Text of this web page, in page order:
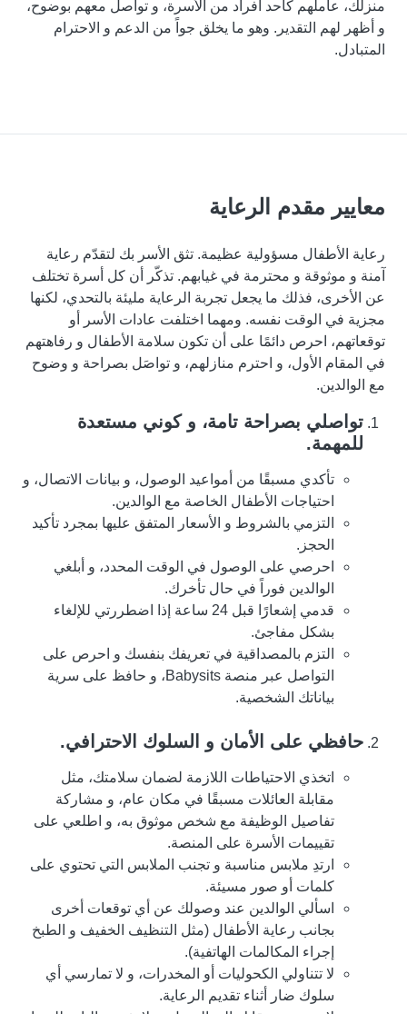
منزلك، عاملهم كأحد أفراد من الأسرة، و تواصل معهم بوضوح،
و أظهر لهم التقدير. وهو ما يخلق جواً من الدعم و الاحترام
المتبادل.
معايير مقدم الرعاية
رعاية الأطفال مسؤولية عظيمة. تثق الأسر بك لتقدّم رعاية
آمنة و موثوقة و محترمة في غيابهم. تذكّر أن كل أسرة تختلف
عن الأخرى، فذلك ما يجعل تجربة الرعاية مليئة بالتحدي، لكنها
مجزية في الوقت نفسه. ومهما اختلفت عادات الأسر أو
توقعاتهم، احرص دائمًا على أن تكون سلامة الأطفال و رفاهتهم
في المقام الأول، و احترم منازلهم، و تواصَل بصراحة و وضوح
مع الوالدين.
تواصلي بصراحة تامة، و كوني مستعدة
للمهمة.
تأكدي مسبقًا من أمواعيد الوصول، و بيانات الاتصال، و
احتياجات الأطفال الخاصة مع الوالدين.
التزمي بالشروط و الأسعار المتفق عليها بمجرد تأكيد
الحجز.
احرصي على الوصول في الوقت المحدد، و أبلغي
الوالدين فوراً في حال تأخرك.
قدمي إشعارًا قبل 24 ساعة إذا اضطررتي للإلغاء
بشكل مفاجئ.
التزم بالمصداقية في تعريفك بنفسك و احرص على
التواصل عبر منصة Babysits، و حافظ على سرية
بياناتك الشخصية.
حافظي على الأمان و السلوك الاحترافي.
اتخذي الاحتياطات اللازمة لضمان سلامتك، مثل
مقابلة العائلات مسبقًا في مكان عام، و مشاركة
تفاصيل الوظيفة مع شخص موثوق به، و اطلعي على
تقييمات الأسرة على المنصة.
ارتدِ ملابس مناسبة و تجنب الملابس التي تحتوي على
كلمات أو صور مسيئة.
اسألي الوالدين عند وصولك عن أي توقعات أخرى
بجانب رعاية الأطفال (مثل التنظيف الخفيف و الطبخ
إجراء المكالمات الهاتفية).
لا تتناولي الكحوليات أو المخدرات، و لا تمارسي أي
سلوك ضار أثناء تقديم الرعاية.